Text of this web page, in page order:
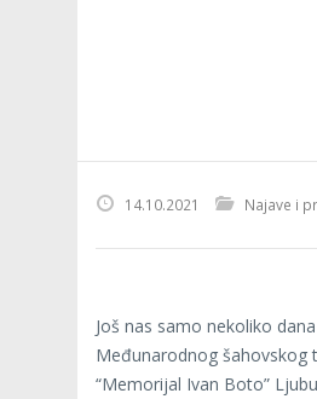
14.10.2021 Najave i
Još nas samo nekoliko
Međunarodnog šahovskog
“Memorijal Ivan Boto”